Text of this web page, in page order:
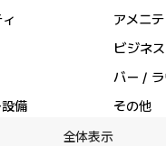
アメニ
ビジネ
バー /
備
その他
全体表示